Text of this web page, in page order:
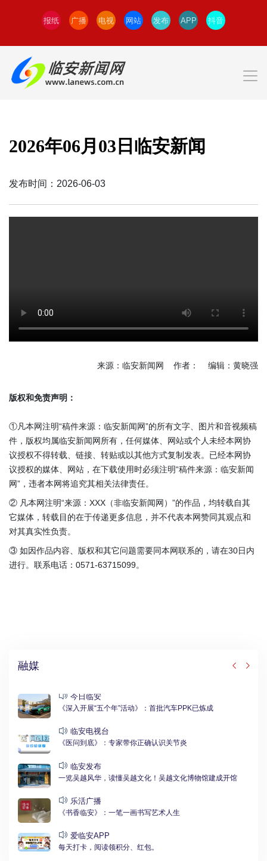
报纸 广播 电视 网站 发布 APP 抖音
2026年06月03日临安新闻
发布时间：2026-06-03
来源：临安新闻网 作者： 编辑：黄晓强
版权和免责声明：
①凡本网注明“稿件来源：临安新闻网”的所有文字、图片和音视频稿
件，版权均属临安新闻网所有，任何媒体、网站或个人未经本网协
议授权不得转载、链接、转贴或以其他方式复制发表。已经本网协
议授权的媒体、网站，在下载使用时必须注明“稿件来源：临安新闻
网”，违者本网将追究其相关法律责任。
② 凡本网注明“来源：XXX（非临安新闻网）”的作品，均转载自其
它媒体，转载目的在于传递更多信息，并不代表本网赞同其观点和
对其真实性负责。
③ 如因作品内容、版权和其它问题需要同本网联系的，请在30日内
进行。联系电话：0571-63715099。
融媒
今日临安
《深入开展“五个年”活动》：首批汽车PPK已炼成
临安电视台
《医问到底》：专家带你正确认识关节炎
临安发布
一览吴越风华，读懂吴越文化！吴越文化博物馆建成开馆
乐活广播
《书香临安》：一笔一画书写艺术人生
爱临安APP
每天打卡，阅读领积分、红包。